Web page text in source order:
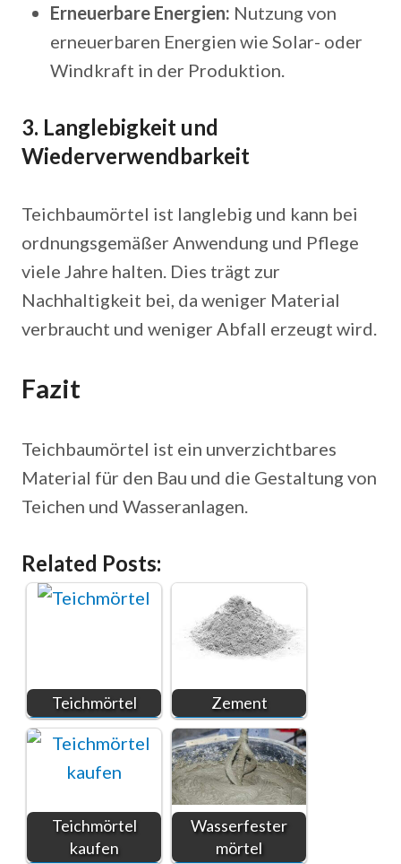
Erneuerbare Energien: Nutzung von
erneuerbaren Energien wie Solar- oder
Windkraft in der Produktion.
3. Langlebigkeit und
Wiederverwendbarkeit
Teichbaumörtel ist langlebig und kann bei
ordnungsgemäßer Anwendung und Pflege
viele Jahre halten. Dies trägt zur
Nachhaltigkeit bei, da weniger Material
verbraucht und weniger Abfall erzeugt wird.
Fazit
Teichbaumörtel ist ein unverzichtbares
Material für den Bau und die Gestaltung von
Teichen und Wasseranlagen.
Related Posts:
Teichmörtel Zement
Teichmörtel
kaufen
Wasserfester
mörtel